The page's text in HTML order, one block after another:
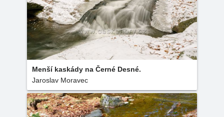
Menší kaskády na Černé Desné.
Jaroslav Moravec